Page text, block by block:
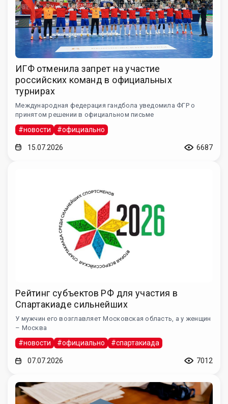
ИГФ отменила запрет на участие
российских команд в официальных
турнирах
Международная федерация гандбола уведомила ФГР о
принятом решении в официальном письме
#новости #официально
15.07.2026 6687
Рейтинг субъектов РФ для участия в
Спартакиаде сильнейших
У мужчин его возглавляет Московская область, а у женщин
– Москва
#новости #официально #спартакиада
07.07.2026 7012